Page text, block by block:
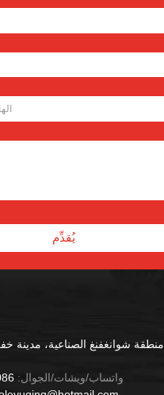
منطقة شوانغفنغ الصناعية، مدينة
واتساب/ويشات/الجوال:
يُقدِّم